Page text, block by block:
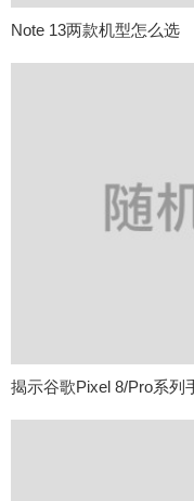
Note 13两款机型怎么选
揭示谷歌Pixel 8/Pro系列